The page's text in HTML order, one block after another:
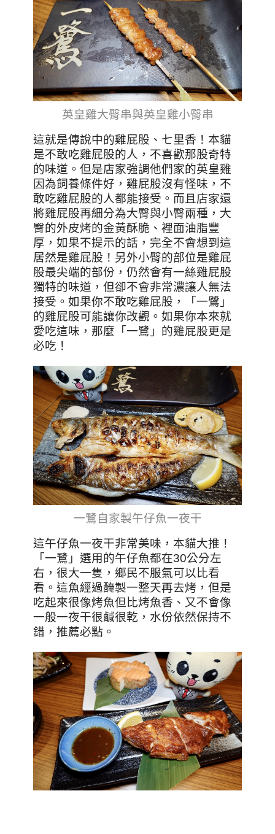
英皇雞大臀串與英皇雞小臀串
這就是傳說中的雞屁股、七里香！本貓
是不敢吃雞屁股的人，不喜歡那股奇特
的味道。但是店家強調他們家的英皇雞
因為飼養條件好，雞屁股沒有怪味，不
敢吃雞屁股的人都能接受。而且店家還
將雞屁股再細分為大臀與小臀兩種，大
臀的外皮烤的金黃酥脆、裡面油脂豐
厚，如果不提示的話，完全不會想到這
居然是雞屁股！另外小臀的部位是雞屁
股最尖端的部份，仍然會有一絲雞屁股
獨特的味道，但卻不會非常濃讓人無法
接受。如果你不敢吃雞屁股，「一鷺」
的雞屁股可能讓你改觀。如果你本來就
愛吃這味，那麼「一鷺」的雞屁股更是
必吃！
一鷺自家製午仔魚一夜干
這午仔魚一夜干非常美味，本貓大推！
「一鷺」選用的午仔魚都在30公分左
右，很大一隻，鄉民不服氣可以比看
看。這魚經過醃製一整天再去烤，但是
吃起來很像烤魚但比烤魚香、又不會像
一般一夜干很鹹很乾，水份依然保持不
錯，推薦必點。